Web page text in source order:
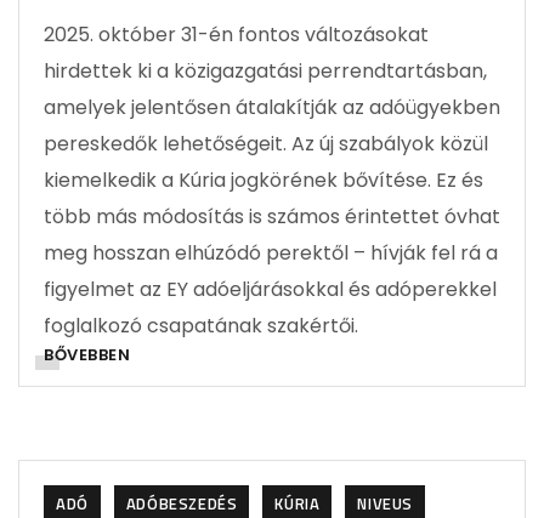
2025. október 31-én fontos változásokat
hirdettek ki a közigazgatási perrendtartásban,
amelyek jelentősen átalakítják az adóügyekben
pereskedők lehetőségeit. Az új szabályok közül
kiemelkedik a Kúria jogkörének bővítése. Ez és
több más módosítás is számos érintettet óvhat
meg hosszan elhúzódó perektől – hívják fel rá a
figyelmet az EY adóeljárásokkal és adóperekkel
foglalkozó csapatának szakértői.
BŐVEBBEN
ADÓ ADÓBESZEDÉS KÚRIA NIVEUS